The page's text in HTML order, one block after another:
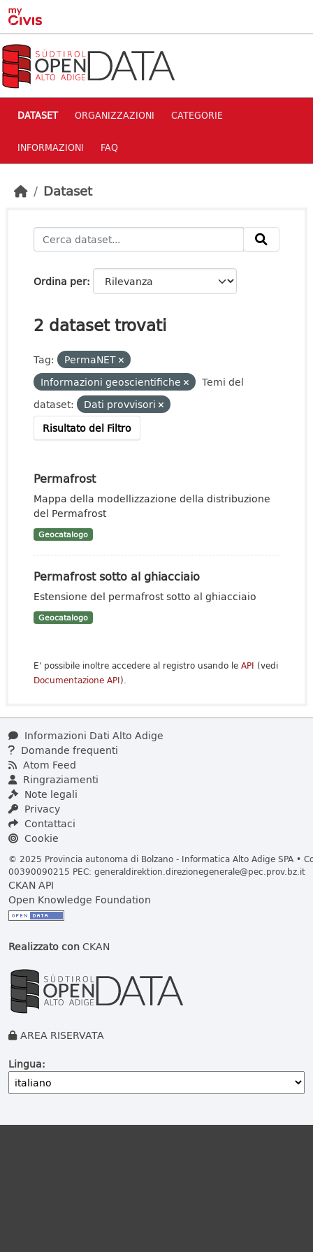
Skip to main content
DATASET ORGANIZZAZIONI CATEGORIE
INFORMAZIONI FAQ
Dataset
Ordina per
2 dataset trovati
Tag:
PermaNET
Informazioni geoscientifiche
Temi del
dataset:
Dati provvisori
Risultato del Filtro
Permafrost
Mappa della modellizzazione della distribuzione
del Permafrost
Geocatalogo
Permafrost sotto al ghiacciaio
Estensione del permafrost sotto al ghiacciaio
Geocatalogo
E' possibile inoltre accedere al registro usando le API (vedi
Documentazione API).
Informazioni Dati Alto Adige
Domande frequenti
Atom Feed
Ringraziamenti
Note legali
Privacy
Contattaci
Cookie
© 2025 Provincia autonoma di Bolzano - Informatica Alto Adige SPA •
00390090215 PEC: generaldirektion.direzionegenerale@pec.prov.bz.it
CKAN API
Open Knowledge Foundation
Realizzato conCKAN
AREA RISERVATA
Lingua